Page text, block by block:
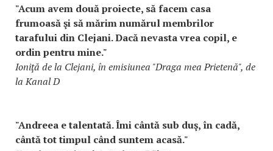
"Acum avem două proiecte, să facem casa
frumoasă şi să mărim numărul membrilor
tarafului din Clejani. Dacă nevasta vrea copil, e
ordin pentru mine."
Ioniţă de la Clejani, în emisiunea "Draga mea Prietenă", de
la Kanal D
"Andreea e talentată. Îmi cântă sub duş, în cadă,
cântă tot timpul când suntem acasă."